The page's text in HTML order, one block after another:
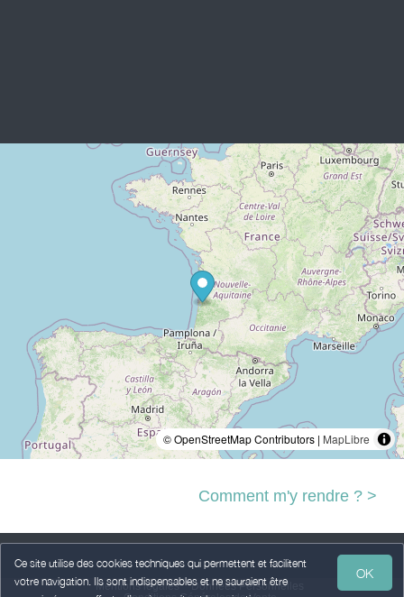
Ce site utilise des cookies techniques qui permettent et facilitent
votre navigation. Ils sont indispensables et ne sauraient être
OK
© OpenStreetMap Contributors | MapLibre
Comment m'y rendre ? >
Mentions légales
Données Personnelles